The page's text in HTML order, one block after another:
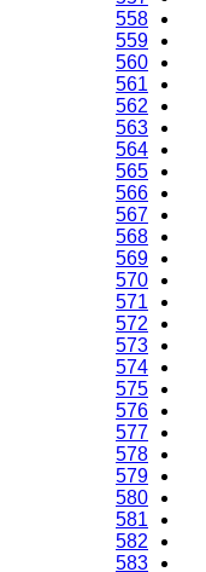
558
559
560
561
562
563
564
565
566
567
568
569
570
571
572
573
574
575
576
577
578
579
580
581
582
583